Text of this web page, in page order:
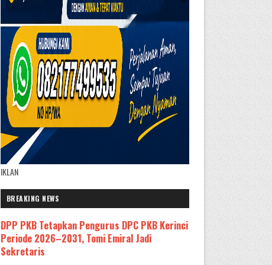
IKLAN
BREAKING NEWS
DPP PKB Tetapkan Pengurus DPC PKB Kerinci
Periode 2026–2031, Tomi Emiral Jadi
Sekretaris